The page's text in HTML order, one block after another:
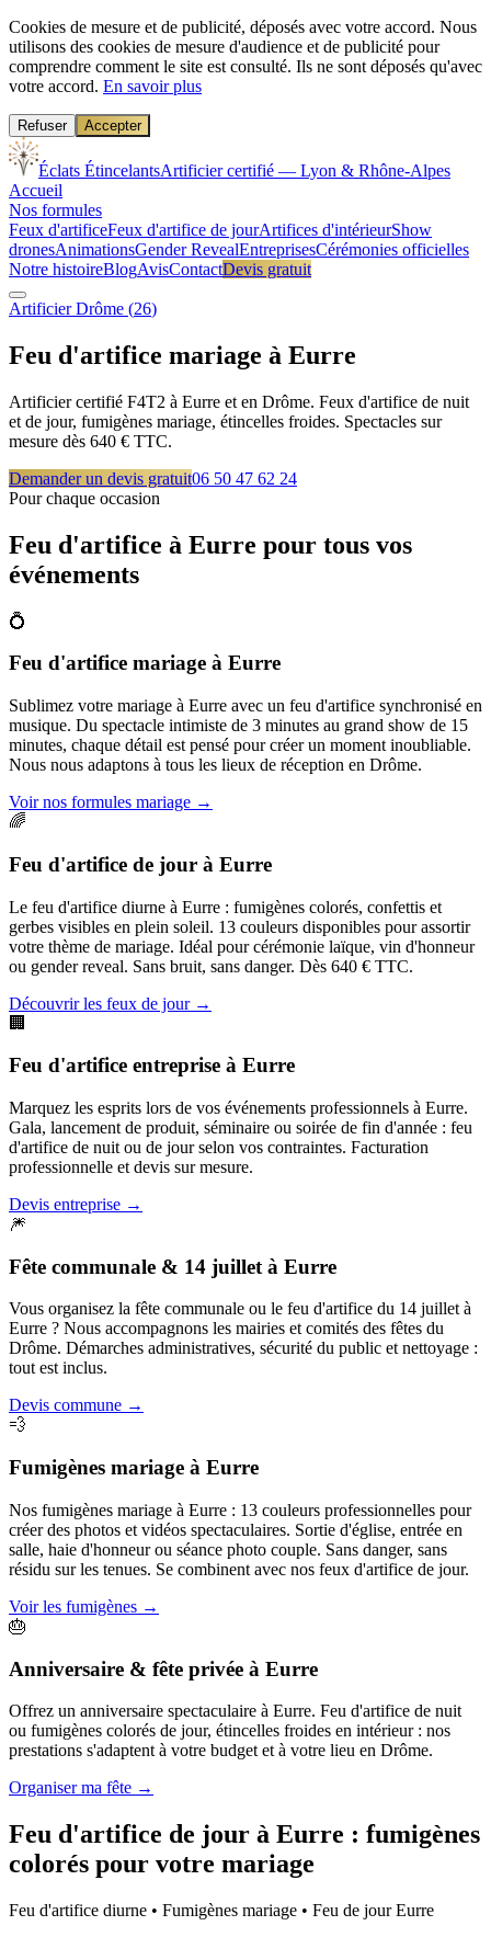
Cookies de mesure et de publicité, déposés avec votre accord. Nous
utilisons des cookies de mesure d'audience et de publicité pour
comprendre comment le site est consulté. Ils ne sont déposés qu'avec
votre accord. En savoir plus
Refuser Accepter
Éclats ÉtincelantsArtificier certifié — Lyon & Rhône-Alpes
Accueil
Nos formules
Feux d'artificeFeux d'artifice de jourArtifices d'intérieurShow
dronesAnimationsGender RevealEntreprisesCérémonies officielles
Notre histoireBlogAvisContactDevis gratuit
ArtificierDrôme (26)
Feu d'artifice mariage à Eurre
Artificier certifié F4T2 à Eurre et en Drôme. Feux d'artifice de nuit
et de jour, fumigènes mariage, étincelles froides. Spectacles sur
mesure dès 640 € TTC.
Demander un devis gratuit06 50 47 62 24
Pour chaque occasion
Feu d'artifice à Eurre pour tous vos
événements
💍
Feu d'artifice mariage à Eurre
Sublimez votre mariage à Eurre avec un feu d'artifice synchronisé en
musique. Du spectacle intimiste de 3 minutes au grand show de 15
minutes, chaque détail est pensé pour créer un moment inoubliable.
Nous nous adaptons à tous les lieux de réception en Drôme.
Voir nos formules mariage →
🌈
Feu d'artifice de jour à Eurre
Le feu d'artifice diurne à Eurre : fumigènes colorés, confettis et
gerbes visibles en plein soleil. 13 couleurs disponibles pour assortir
votre thème de mariage. Idéal pour cérémonie laïque, vin d'honneur
ou gender reveal. Sans bruit, sans danger. Dès 640 € TTC.
Découvrir les feux de jour→
🏢
Feu d'artifice entreprise à Eurre
Marquez les esprits lors de vos événements professionnels à Eurre.
Gala, lancement de produit, séminaire ou soirée de fin d'année : feu
d'artifice de nuit ou de jour selon vos contraintes. Facturation
professionnelle et devis sur mesure.
Devis entreprise →
🎆
Fête communale & 14 juillet à Eurre
Vous organisez la fête communale ou le feu d'artifice du 14 juillet à
Eurre ? Nous accompagnons les mairies et comités des fêtes du
Drôme. Démarches administratives, sécurité du public et nettoyage :
tout est inclus.
Devis commune →
💨
Fumigènes mariage à Eurre
Nos fumigènes mariage à Eurre : 13 couleurs professionnelles pour
créer des photos et vidéos spectaculaires. Sortie d'église, entrée en
salle, haie d'honneur ou séance photo couple. Sans danger, sans
résidu sur les tenues. Se combinent avec nos feux d'artifice de jour.
Voir les fumigènes →
🎂
Anniversaire & fête privée à Eurre
Offrez un anniversaire spectaculaire à Eurre. Feu d'artifice de nuit
ou fumigènes colorés de jour, étincelles froides en intérieur : nos
prestations s'adaptent à votre budget et à votre lieu en Drôme.
Organiser ma fête →
Feu d'artifice de jour à Eurre : fumigènes
colorés pour votre mariage
Feu d'artifice diurne • Fumigènes mariage • Feu de jourEurre